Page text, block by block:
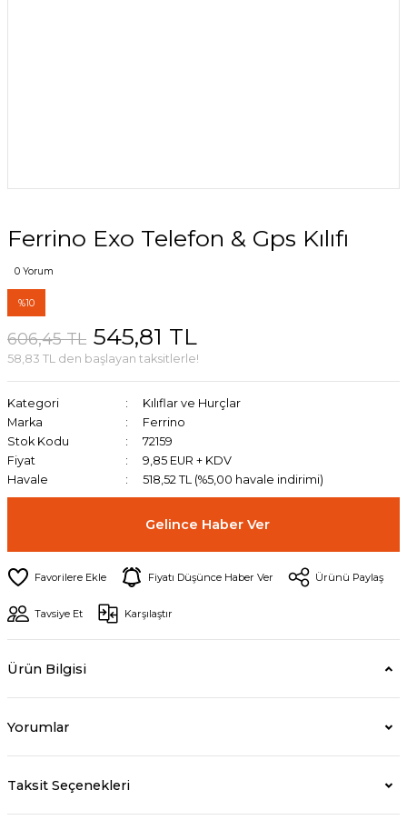
Ferrino Exo Telefon & Gps Kılıfı
0 Yorum
%10
606,45 TL 545,81 TL
58,83 TL den başlayan taksitlerle!
Kategori
Kılıflar ve Hurçlar
Marka
Ferrino
Stok Kodu
72159
Fiyat
9,85 EUR + KDV
Havale
518,52 TL (%5,00 havale indirimi)
Gelince Haber Ver
Fiyatı Düşünce Haber Ver Ürünü Paylaş
Tavsiye Et Karşılaştır
Ürün Bilgisi
Yorumlar
Taksit Seçenekleri